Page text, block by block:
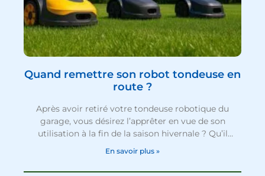
Quand remettre son robot tondeuse en
route ?
Après avoir retiré votre tondeuse robotique du
garage, vous désirez l’apprêter en vue de son
utilisation à la fin de la saison hivernale ? Qu’il
s’agisse de vérifier les câbles de délimitation, de
nettoyer les lames ou de mettre à jour l’OS, on vous
explique étape par étape comment remettre en état
En savoir plus »